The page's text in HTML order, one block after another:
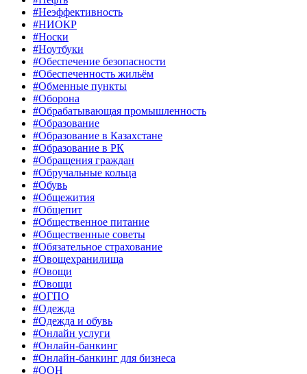
#Неэффективность
#НИОКР
#Носки
#Ноутбуки
#Обеспечение безопасности
#Обеспеченность жильём
#Обменные пункты
#Оборона
#Обрабатывающая промышленность
#Образование
#Образование в Казахстане
#Образование в РК
#Обращения граждан
#Обручальные кольца
#Обувь
#Общежития
#Общепит
#Общественное питание
#Общественные советы
#Обязательное страхование
#Овощехранилища
#Овощи
#Овощи
#ОГПО
#Одежда
#Одежда и обувь
#Онлайн услуги
#Онлайн-банкинг
#Онлайн-банкинг для бизнеса
#ООН